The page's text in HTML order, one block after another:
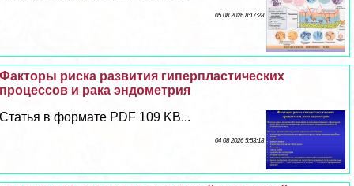
05 08 2026 8:17:28
Факторы риска развития гиперпластических
процессов и paка эндометрия
Статья в формате PDF 109 KB...
04 08 2026 5:53:18